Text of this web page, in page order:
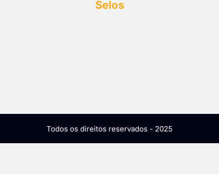
Selos
Todos os direitos reservados - 2025